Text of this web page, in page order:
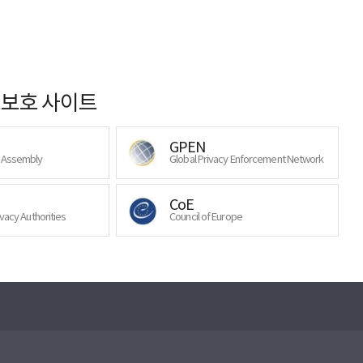
호 사이트
GPEN
Global Privacy Enforcement Network
Authorities
CoE
Council of Europe